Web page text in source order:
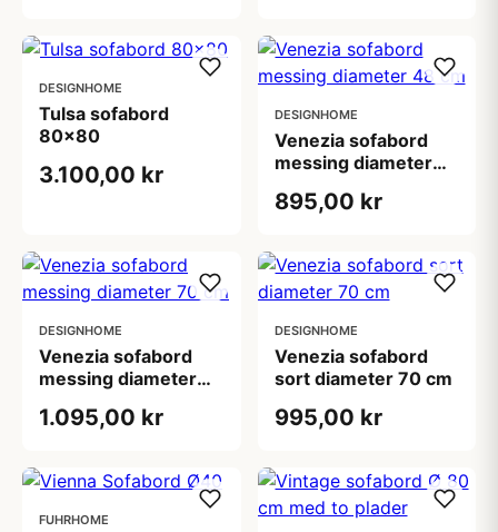
DESIGNHOME
Tulsa sofabord
80x80
3.100,00 kr
DESIGNHOME
Venezia sofabord
messing diameter
895,00 kr
DESIGNHOME
Venezia sofabord
messing diameter
1.095,00 kr
DESIGNHOME
Venezia sofabord
sort diameter 70 cm
995,00 kr
FUHRHOME